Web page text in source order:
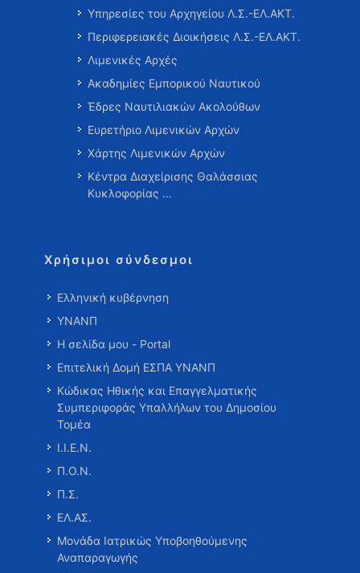
Υπηρεσίες του Αρχηγείου Λ.Σ.-ΕΛ.ΑΚΤ.
Περιφερειακές Διοικήσεις Λ.Σ.-ΕΛ.ΑΚΤ.
Λιμενικές Αρχές
Ακαδημίες Εμπορικού Ναυτικού
Έδρες Ναυτιλιακών Ακολούθων
Ευρετήριο Λιμενικών Αρχών
Χάρτης Λιμενικών Αρχών
Κέντρα Διαχείρισης Θαλάσσιας
Κυκλοφορίας …
Χρήσιμοι σύνδεσμοι
Ελληνική κυβέρνηση
ΥΝΑΝΠ
Η σελίδα μου - Portal
Επιτελική Δομή ΕΣΠΑ ΥΝΑΝΠ
Κώδικας Ηθικής και Επαγγελματικής
Συμπεριφοράς Υπαλλήλων του Δημοσίου
Τομέα
Ι.Ι.Ε.Ν.
Π.Ο.Ν.
Π.Σ.
ΕΛ.ΑΣ.
Μονάδα Ιατρικώς Υποβοηθούμενης
Αναπαραγωγής